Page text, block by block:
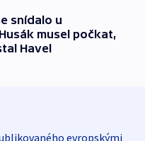
snídalo u
musel počkat,
Havel
evropskými